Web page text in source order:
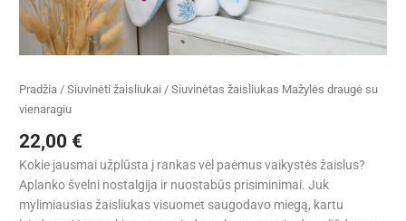
Pradžia /Siuvinėti žaisliukai / Siuvinėtas žaisliukas Mažylės draugė su
vienaragiu
22,00 €
Kokie jausmai užplūsta į rankas vėl paėmus vaikystės žaislus?
Aplanko švelni nostalgija ir nuostabūs prisiminimai. Juk
mylimiausias žaisliukas visuomet saugodavo miegą, kartu